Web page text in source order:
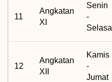
11
Angkatan
XI
Senin
-
Selasa
12
Angkatan
XII
Kamis
-
Jumat